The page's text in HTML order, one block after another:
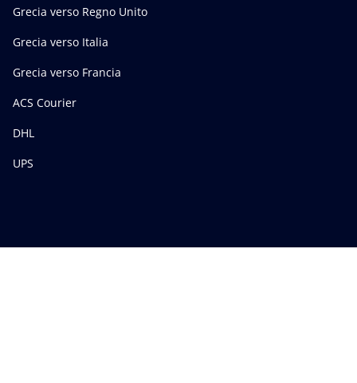
Grecia verso Regno Unito
Grecia verso Italia
Grecia verso Francia
ACS Courier
DHL
UPS